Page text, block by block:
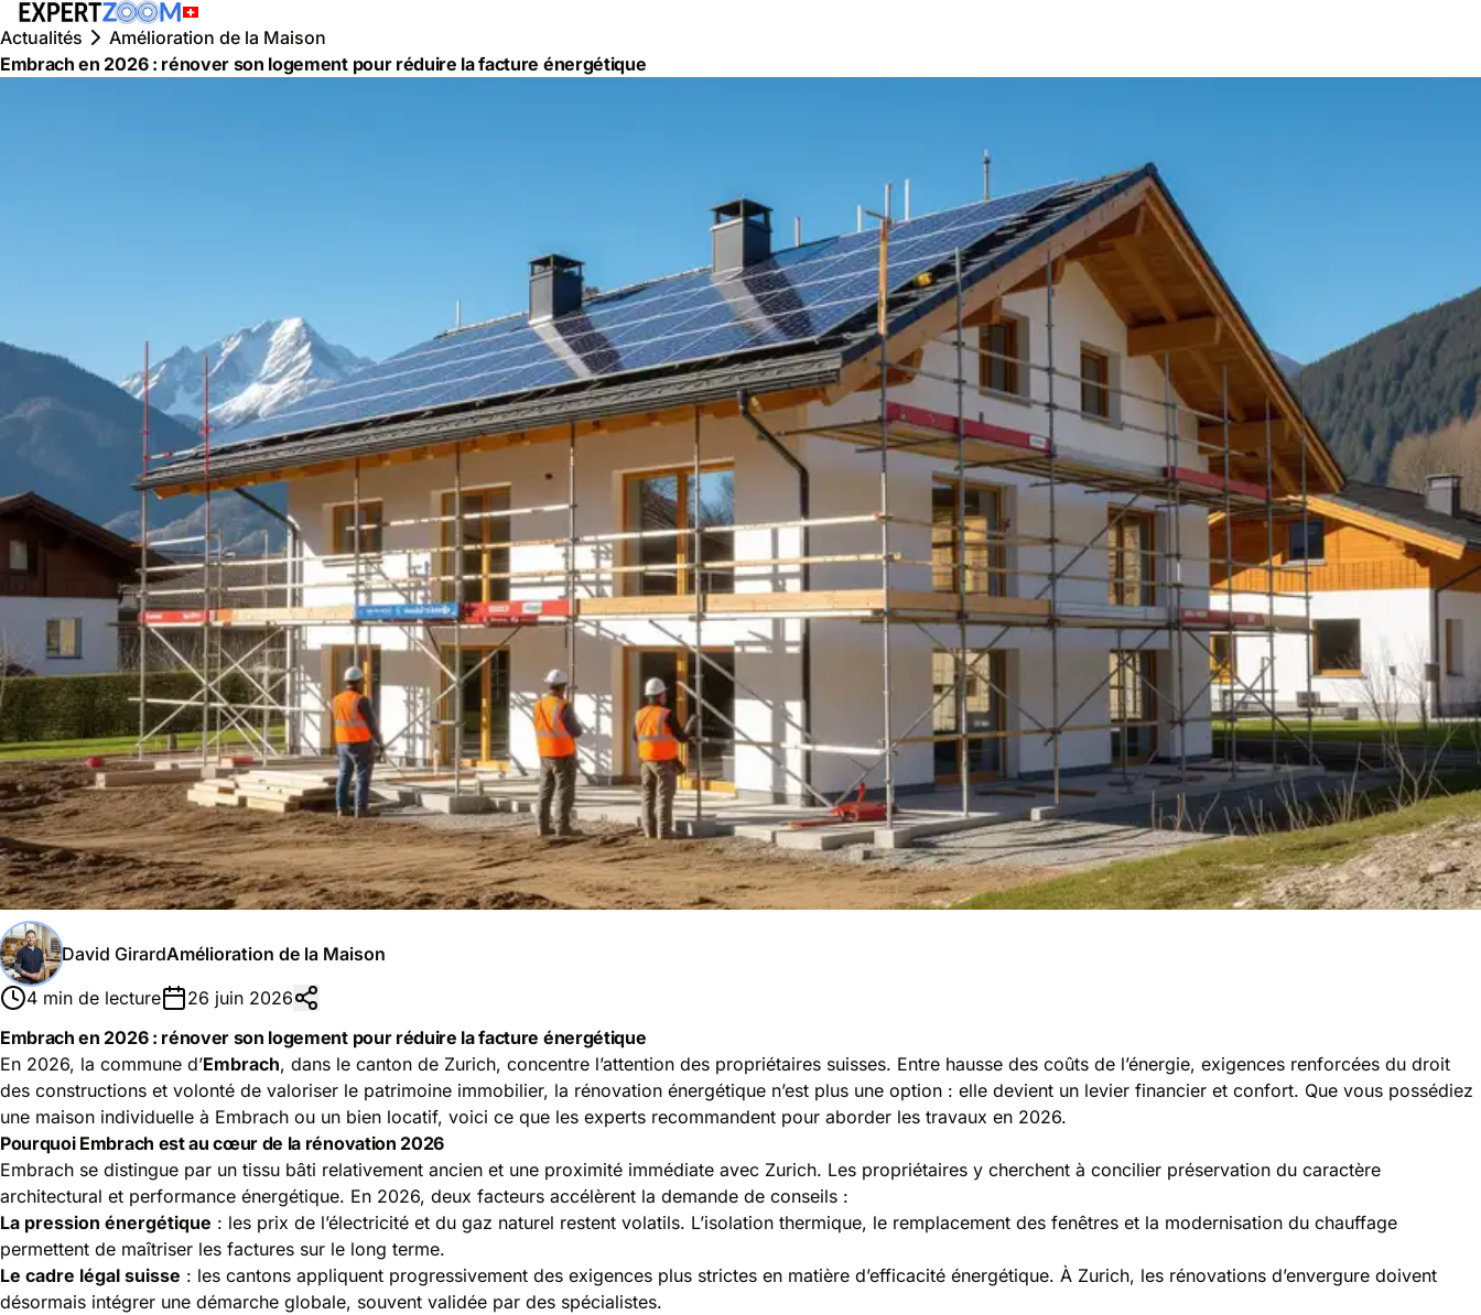
Actualités
Amélioration de la Maison
Embrach en 2026 : rénover son logement pour réduire la facture énergétique
David GirardAmélioration de la Maison
4 min de lecture
26 juin 2026
Embrach en 2026 : rénover son logement pour réduire la facture énergétique
En 2026, la commune d’Embrach, dans le canton de Zurich, concentre l’attention des propriétaires suisses. Entre hausse des coûts de l’énergie, exigences renforcées du droit
des constructions et volonté de valoriser le patrimoine immobilier, la rénovation énergétique n’est plus une option : elle devient un levier financier et confort. Que vous possédiez
une maison individuelle à Embrach ou un bien locatif, voici ce que les experts recommandent pour aborder les travaux en 2026.
Pourquoi Embrach est au cœur de la rénovation 2026
Embrach se distingue par un tissu bâti relativement ancien et une proximité immédiate avec Zurich. Les propriétaires y cherchent à concilier préservation du caractère
architectural et performance énergétique. En 2026, deux facteurs accélèrent la demande de conseils :
La pression énergétique : les prix de l’électricité et du gaz naturel restent volatils. L’isolation thermique, le remplacement des fenêtres et la modernisation du chauffage
permettent de maîtriser les factures sur le long terme.
Le cadre légal suisse : les cantons appliquent progressivement des exigences plus strictes en matière d’efficacité énergétique. À Zurich, les rénovations d’envergure doivent
désormais intégrer une démarche globale, souvent validée par des spécialistes.